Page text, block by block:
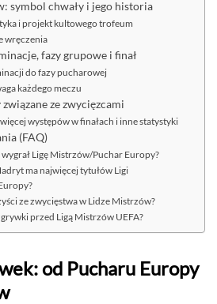
symbol chwały i jego historia
i projekt kultowego trofeum
wręczenia
fazy grupowe i finał
do fazy pucharowej
każdego meczu
ze zwycięzcami
występów w finałach i inne statystyki
(FAQ)
Ligę Mistrzów/Puchar Europy?
ma najwięcej tytułów Ligi
ze zwycięstwa w Lidze Mistrzów?
przed Ligą Mistrzów UEFA?
od Pucharu Europy